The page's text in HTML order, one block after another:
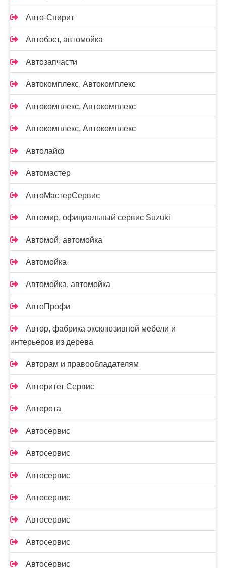
Авто-Спирит
Автобэст, автомойка
Автозапчасти
Автокомплекс, Автокомплекс
Автокомплекс, Автокомплекс
Автокомплекс, Автокомплекс
Автолайф
Автомастер
АвтоМастерСервис
Автомир, официальный сервис Suzuki
Автомой, автомойка
Автомойка
Автомойка, автомойка
АвтоПрофи
Автор, фабрика эксклюзивной мебели и
интерьеров из дерева
Авторам и правообладателям
Авторитет Сервис
Авторота
Автосервис
Автосервис
Автосервис
Автосервис
Автосервис
Автосервис
Автосервис